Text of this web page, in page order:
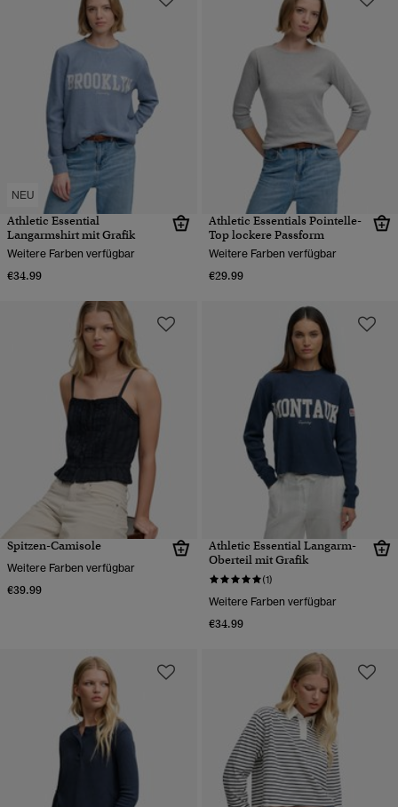
NEU
Athletic Essential
Langarmshirt mit Grafik
Weitere Farben verfügbar
€34.99
Athletic Essentials Pointelle-
Top lockere Passform
Weitere Farben verfügbar
€29.99
Spitzen-Camisole
Weitere Farben verfügbar
€39.99
Athletic Essential Langarm-
Oberteil mit Grafik
(1)
Weitere Farben verfügbar
€34.99